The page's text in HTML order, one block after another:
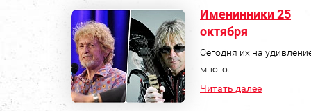
Именинники 25
октября
Сегодня их на
много.
Читать далее